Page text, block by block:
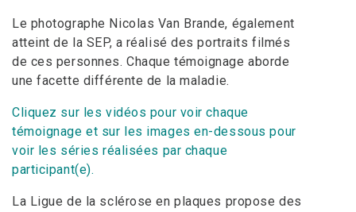
Le photographe Nicolas Van Brande, également
atteint de la SEP, a réalisé des portraits filmés
de ces personnes. Chaque témoignage aborde
une facette différente de la maladie.
Cliquez sur les vidéos pour voir chaque
témoignage et sur les images en-dessous pour
voir les séries réalisées par chaque
participant(e).
La Ligue de la sclérose en plaques propose des